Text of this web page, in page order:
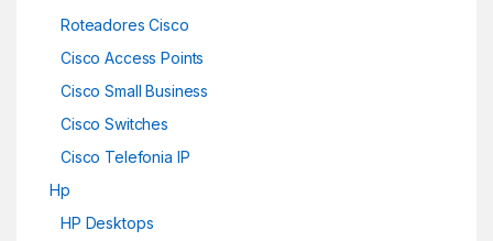
Roteadores Cisco
Cisco Access Points
Cisco Small Business
Cisco Switches
Cisco Telefonia IP
Hp
HP Desktops